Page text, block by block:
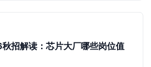
招解读：芯片大厂哪些岗位值